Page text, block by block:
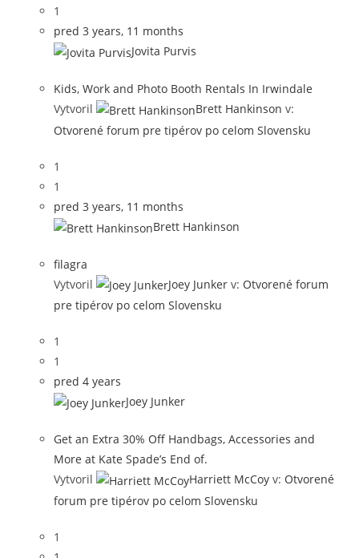
1
pred 3 years, 11 months
Jovita Purvis
Kids, Work and Photo Booth Rentals In Irwindale
Vytvoril
Brett Hankinson v:
Otvorené forum pre tipérov po celom Slovensku
1
1
pred 3 years, 11 months
Brett Hankinson
filagra
Vytvoril
Joey Junker v: Otvorené forum
pre tipérov po celom Slovensku
1
1
pred 4 years
Joey Junker
Get an Extra 30% Off Handbags, Accessories and
More at Kate Spade’s End of.
Vytvoril
Harriett McCoy v: Otvorené
forum pre tipérov po celom Slovensku
1